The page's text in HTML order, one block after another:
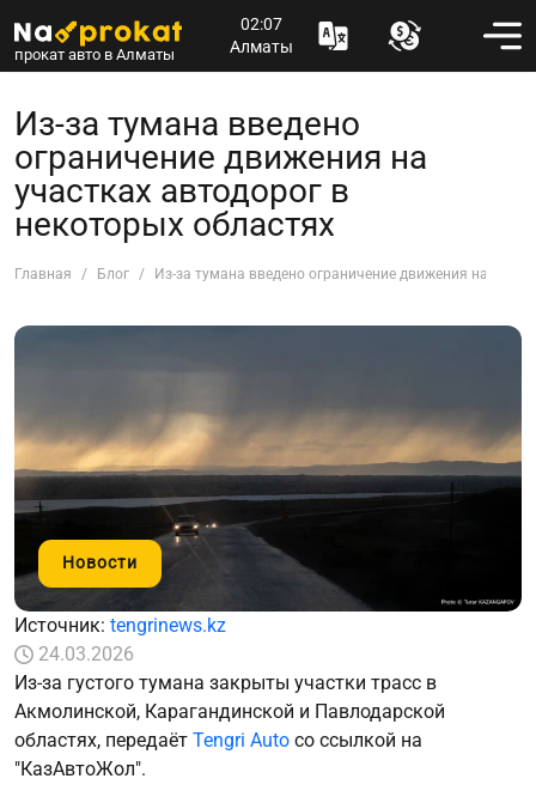
прокат авто в Алматы
02:07
Алматы
Из-за тумана введено
ограничение движения на
участках автодорог в
некоторых областях
Главная Блог Из-за тумана введено ограничение движения на
Новости
Источник: tengrinews.kz
24.03.2026
Из-за густого тумана закрыты участки трасс в
Акмолинской, Карагандинской и Павлодарской
областях, передаёт Tengri Auto со ссылкой на
"КазАвтоЖол".